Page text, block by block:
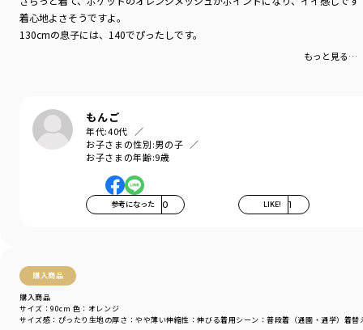
着心地よさそうですよ。
130cmの息子には、140でぴったしです。
もっと見る…
もんご
年代:40代
お子さまの性別:男の子
お子さまの年齢:9歳
参考になった 0 LIKE! 1
購入商品
購入商品
サイズ感 ：ぴったり 生地の厚さ ：やや薄い伸縮性 ：伸びる着用シーン ：普段着（通園・通学） 着替
サイズ：90cm 色：オレンジ
※ベビーサイズ（80センチと90センチ）のみ肩ボタン付きの仕様です。
着用イメージ/カラー：オレンジ
モデル：身長109.0cm 体重17.0kg
サイズ：サイズ110
branshes
アウトレット
／トップス>半袖Tシャツ・タンクトップ
商品番号